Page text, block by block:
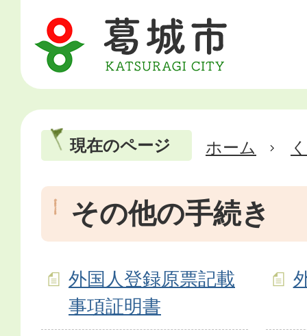
現在のページ ホーム
その他の手続き
外国人登録原票記載
事項証明書